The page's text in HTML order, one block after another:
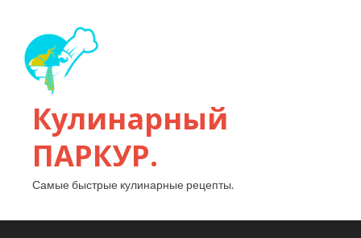
Кулинарный
ПАРКУР.
Самые быстрые кулинарные рецепты.